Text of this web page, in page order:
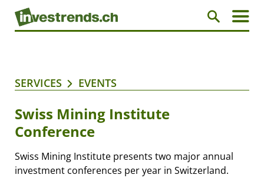
SERVICES EVENTS
Swiss Mining Institute
Conference
Swiss Mining Institute presents two major annual
investment conferences per year in Switzerland.